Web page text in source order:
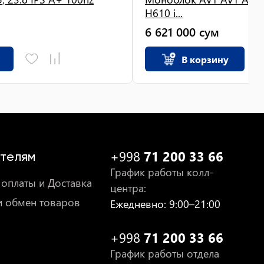
H610 i...
6 621 000 сум
В корзину
и Доставка
обмен товаров
+998 71 200 33 66
График работы колл-
центра:
Ежедневно: 9:00–21:00
+998 71 200 33 66
График работы отдела